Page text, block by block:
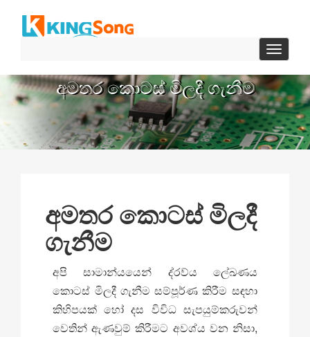
ටොගල්
කරන්න
අමතර කොටස් මිලදී ගැනීම
අමතර කොටස් මිලදී
ගැනීම
අපි සාමාන්යයෙන් ද්රව්ය ලේඛණය
කොටස් මිලදී ගැනීම සම්පූර්ණ කිරීම සඳහා
කිහිපයක් හෝ දස විවිධ සැපයුම්කරුවන්
වෙතින් ඇණවුම් කිරීමට අවශ්ය වන නිසා,